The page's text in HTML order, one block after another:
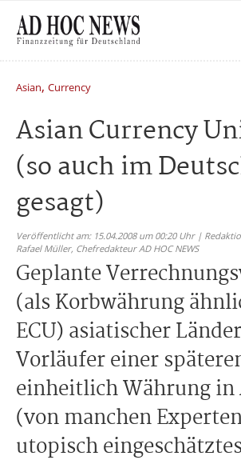
Asian, Currency
Asian Currency
(so auch im
gesagt)
Veröffentlicht am: 15.04.2008 um 00:20 Uhr |
Rafael Müller, Chefredakteur AD HOC NEWS
Geplante
(als Korbwährung
ECU) asiatischer
Vorläufer einer
einheitlich Währung in
(von manchen
utopisch